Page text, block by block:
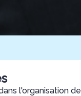
l'organisation de